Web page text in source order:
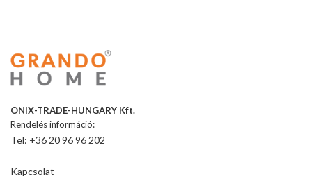
ONIX-TRADE-HUNGARY Kft.
Rendelés információ:
Tel: +36 20 96 96 202
Kapcsolat